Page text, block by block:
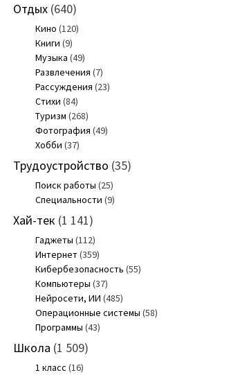
Отдых(640)
Кино (120)
Книги (9)
Музыка (49)
Развлечения (7)
Рассуждения (23)
Стихи (84)
Туризм (268)
Фотография (49)
Хобби (37)
Трудоустройство (35)
Поиск работы (25)
Специальности (9)
Хай-тек (1 141)
Гаджеты (112)
Интернет(359)
Кибербезопасность (55)
Компьютеры (37)
Нейросети, ИИ (485)
Операционные системы (58)
Программы (43)
Школа (1 509)
1 класс (16)